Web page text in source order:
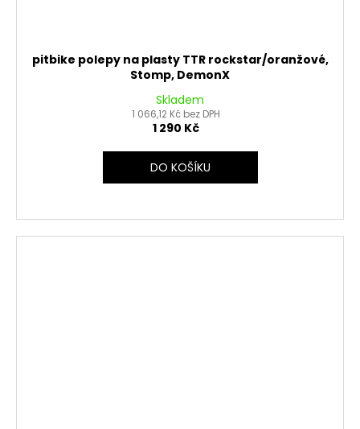
pitbike polepy na plasty TTR rockstar/oranžové,
Stomp, DemonX
Skladem
1 066,12 Kč bez DPH
1 290 Kč
DO KOŠÍKU